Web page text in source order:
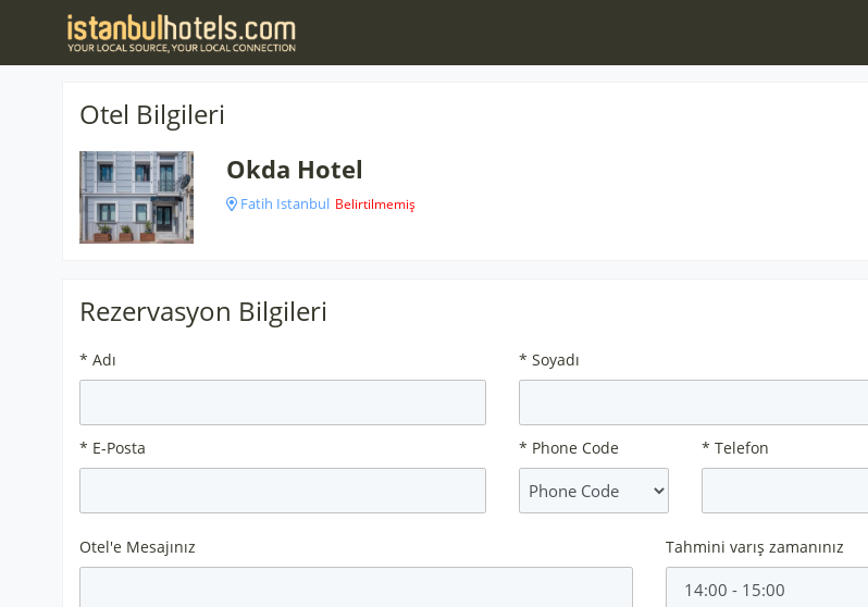
Otel Bilgileri
Okda Hotel
Fatih Istanbul Belirtilmemiş
Rezervasyon Bilgileri
* Adı * Soyadı
* E-Posta * Phone Code * Telefon
Otel'e Mesajınız Tahmini varış zamanınız